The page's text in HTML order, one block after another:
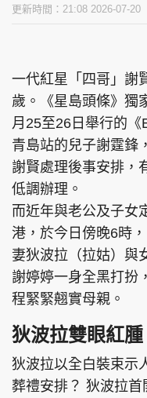
更新時間：21:08 2026-07-20
一代紅星「四哥」謝
歲。《星島頭條》獨
月25至26日舉行的《
青島站的兒子謝霆鋒
謝賢處理後事安排，
低調辦理。
而近年與老公及子女
港，於今日傍晚6時
妻狄波拉（拉姑）與
謝婷婷一身全黑打扮
程緊緊翹實母親。
狄波拉雙眼紅
狄波拉以全白裝束示
葬禮安排？ 狄波拉